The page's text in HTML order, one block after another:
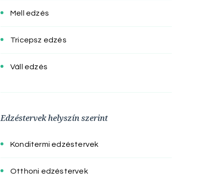
Mell edzés
Tricepsz edzés
Váll edzés
Edzéstervek helyszín szerint
Konditermi edzéstervek
Otthoni edzéstervek